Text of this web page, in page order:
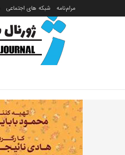
مرام‌نامه شبکه های اجتماعی